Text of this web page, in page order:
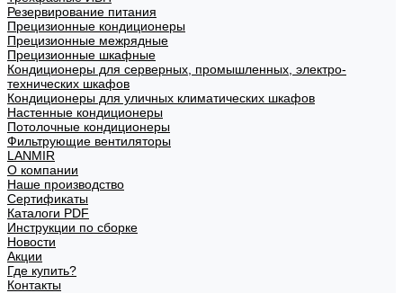
Резервирование питания
Прецизионные кондиционеры
Прецизионные межрядные
Прецизионные шкафные
Кондиционеры для серверных, промышленных, электро-
технических шкафов
Кондиционеры для уличных климатических шкафов
Настенные кондиционеры
Потолочные кондиционеры
Фильтрующие вентиляторы
LANMIR
О компании
Наше производство
Сертификаты
Каталоги PDF
Инструкции по сборке
Новости
Акции
Где купить?
Контакты